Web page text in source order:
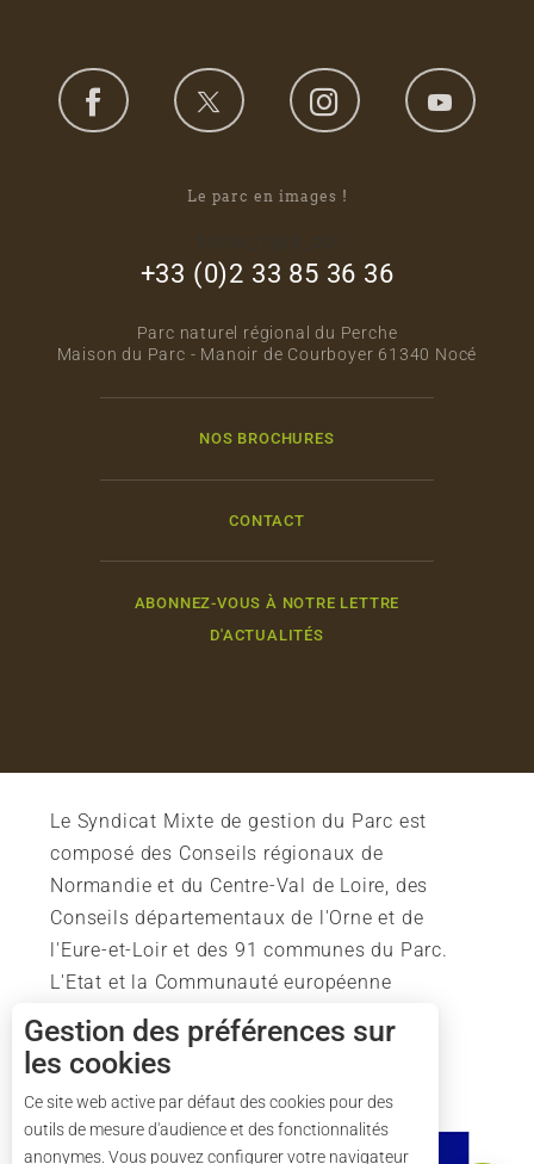
Tarifs
Le parc en images !
+33 (0)2 33 85 36 36
Parc naturel régional du Perche
Maison du Parc - Manoir de Courboyer 61340 Nocé
NOS BROCHURES
CONTACT
ABONNEZ-VOUS À NOTRE LETTRE
D'ACTUALITÉS
Le Syndicat Mixte de gestion du Parc est
composé des Conseils régionaux de
Normandie et du Centre-Val de Loire, des
Conseils départementaux de l'Orne et de
l'Eure-et-Loir et des 91 communes du Parc.
L'Etat et la Communauté européenne
soutiennent également l'action du Parc.
Gestion des préférences sur
les cookies
Ce site web active par défaut des cookies pour des
outils de mesure d'audience et des fonctionnalités
anonymes. Vous pouvez configurer votre navigateur